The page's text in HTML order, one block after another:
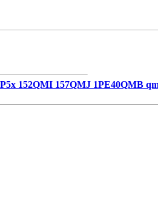
152QMI 157QMJ 1PE40QMB